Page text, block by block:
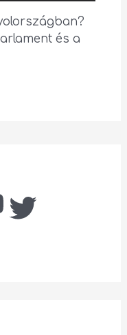
és a